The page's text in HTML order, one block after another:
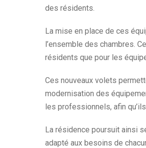
des résidents.
La mise en place de ces
l’ensemble des chambres.
résidents que pour les
Ces nouveaux volets
modernisation des
les professionnels, afin
La résidence poursuit ainsi
adapté aux besoins de